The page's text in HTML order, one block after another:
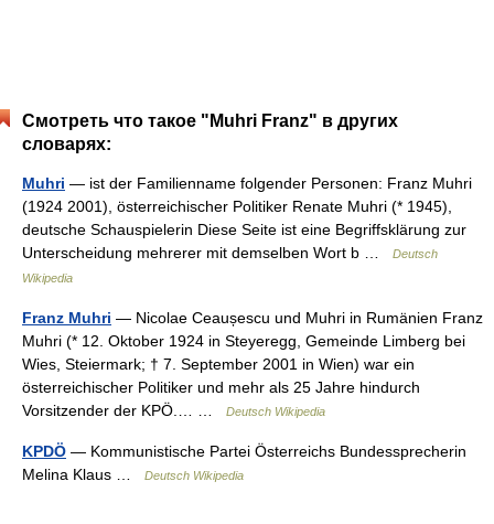
Смотреть что такое "Muhri Franz" в других
словарях:
Muhri — ist der Familienname folgender Personen: Franz Muhri
(1924 2001), österreichischer Politiker Renate Muhri (* 1945),
deutsche Schauspielerin Diese Seite ist eine Begriffsklärung zur
Unterscheidung mehrerer mit demselben Wort b …
Deutsch
Wikipedia
Franz Muhri — Nicolae Ceaușescu und Muhri in Rumänien Franz
Muhri (* 12. Oktober 1924 in Steyeregg, Gemeinde Limberg bei
Wies, Steiermark; † 7. September 2001 in Wien) war ein
österreichischer Politiker und mehr als 25 Jahre hindurch
Vorsitzender der KPÖ.… …
Deutsch Wikipedia
KPDÖ — Kommunistische Partei Österreichs Bundessprecherin
Melina Klaus …
Deutsch Wikipedia